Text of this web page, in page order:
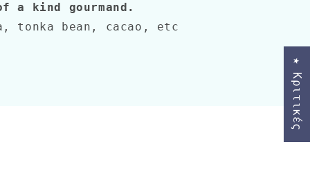
a kind gourmand.
bean, cacao, etc
★ Κριτικές